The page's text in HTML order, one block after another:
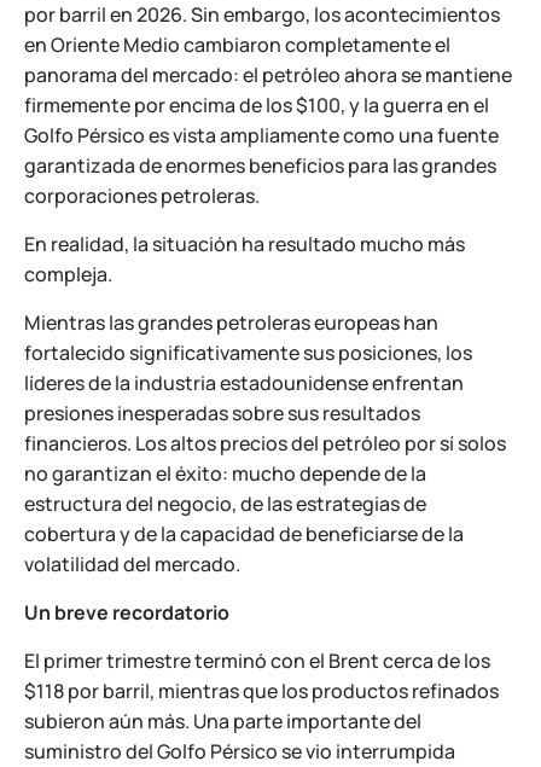
por barril en 2026. Sin embargo, los acontecimientos
en Oriente Medio cambiaron completamente el
panorama del mercado: el petróleo ahora se mantiene
firmemente por encima de los $100, y la guerra en el
Golfo Pérsico es vista ampliamente como una fuente
garantizada de enormes beneficios para las grandes
corporaciones petroleras.
En realidad, la situación ha resultado mucho más
compleja.
Mientras las grandes petroleras europeas han
fortalecido significativamente sus posiciones, los
líderes de la industria estadounidense enfrentan
presiones inesperadas sobre sus resultados
financieros. Los altos precios del petróleo por sí solos
no garantizan el éxito: mucho depende de la
estructura del negocio, de las estrategias de
cobertura y de la capacidad de beneficiarse de la
volatilidad del mercado.
Un breve recordatorio
El primer trimestre terminó con el Brent cerca de los
$118 por barril, mientras que los productos refinados
subieron aún más. Una parte importante del
suministro del Golfo Pérsico se vio interrumpida